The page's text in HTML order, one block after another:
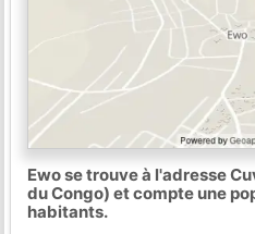
Ewo se trouve à l'adresse
du Congo) et compte une
habitants.